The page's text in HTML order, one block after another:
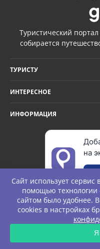
Туристический
собирается
ТУРИСТУ
ИНТЕРЕСНОЕ
ИНФОРМАЦИЯ
на
© Personal
Сайт использует сервис
помощью технологии
сайтом было удобнее.
cookies в настройках
Я